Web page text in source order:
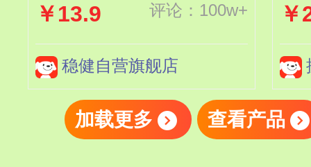
￥13.9 评论：100w+
稳健自营旗舰店
￥
加载更多 查看产品